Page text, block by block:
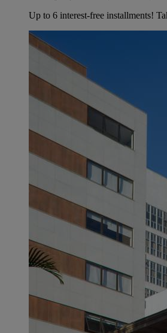
Up to 6 interest-free installments!